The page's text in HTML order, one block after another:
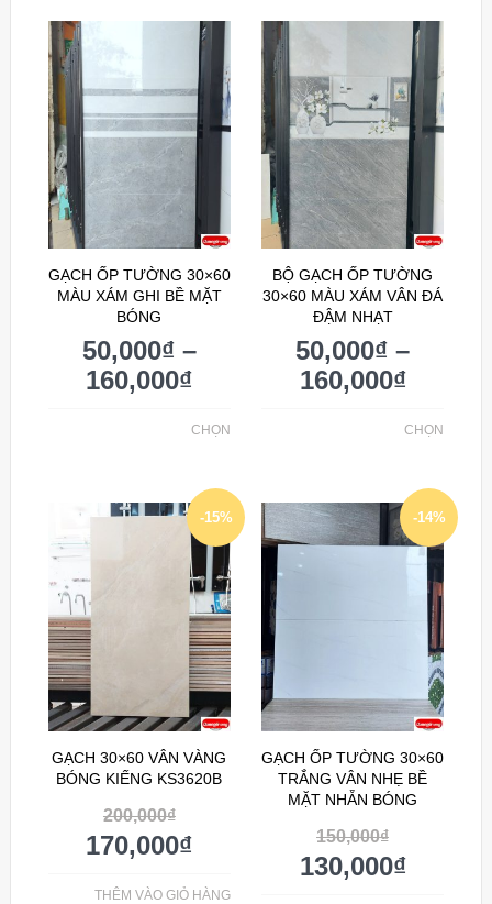
GẠCH ỐP TƯỜNG 30×60
MÀU XÁM GHI BỀ MẶT
BÓNG
50,000₫ –
160,000₫
CHỌN
BỘ GẠCH ỐP TƯỜNG
30×60 MÀU XÁM VÂN ĐÁ
ĐẬM NHẠT
50,000₫ –
160,000₫
CHỌN
-15%
GẠCH 30×60 VÂN VÀNG
BÓNG KIẾNG KS3620B
200,000₫
170,000₫
THÊM VÀO GIỎ HÀNG
-14%
GẠCH ỐP TƯỜNG 30×60
TRẮNG VÂN NHẸ BỀ
MẶT NHẴN BÓNG
150,000₫
130,000₫